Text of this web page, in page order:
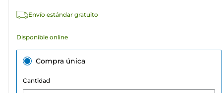
Envío estándar gratuito
Disponible online
Compra única
Cantidad